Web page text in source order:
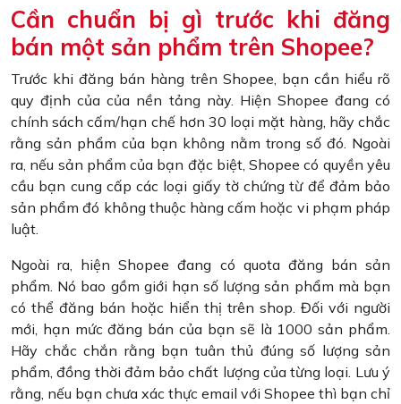
Cần chuẩn bị gì trước khi đăng
bán một sản phẩm trên Shopee?
Trước khi đăng bán hàng trên Shopee, bạn cần hiểu rõ
quy định của của nền tảng này. Hiện Shopee đang có
chính sách cấm/hạn chế hơn 30 loại mặt hàng, hãy chắc
rằng sản phẩm của bạn không nằm trong số đó. Ngoài
ra, nếu sản phẩm của bạn đặc biệt, Shopee có quyền yêu
cầu bạn cung cấp các loại giấy tờ chứng từ để đảm bảo
sản phẩm đó không thuộc hàng cấm hoặc vi phạm pháp
luật.
Ngoài ra, hiện Shopee đang có quota đăng bán sản
phẩm. Nó bao gồm giới hạn số lượng sản phẩm mà bạn
có thể đăng bán hoặc hiển thị trên shop. Đối với người
mới, hạn mức đăng bán của bạn sẽ là 1000 sản phẩm.
Hãy chắc chắn rằng bạn tuân thủ đúng số lượng sản
phẩm, đồng thời đảm bảo chất lượng của từng loại. Lưu ý
rằng, nếu bạn chưa xác thực email với Shopee thì bạn chỉ